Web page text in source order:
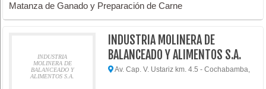
Matanza de Ganado y Preparación de Carne
INDUSTRIA
MOLINERA DE
BALANCEADO Y
ALIMENTOS S.A.
INDUSTRIA MOLINERA DE
BALANCEADO Y ALIMENTOS S.A.
Av. Cap. V. Ustariz km. 4.5 - Cochabamba,